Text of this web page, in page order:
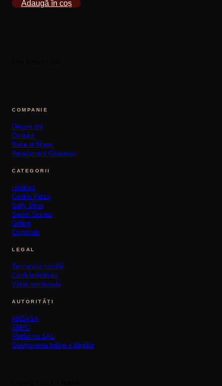
Adaugă în coș
COMPANIE
Despre noi
Contact
Bake at Home
Regulament Giveaway
CATEGORII
Hookies
Cookie Pizza
Salty Bites
Sweet Setups
Gifting
Corporate
LEGAL
Termeni și condiții
Confidențialitate
Valori nutritionale
AUTORITĂȚI
ANSVSA
ANPC
Platforma SAL
Soluționarea online a litigiilor